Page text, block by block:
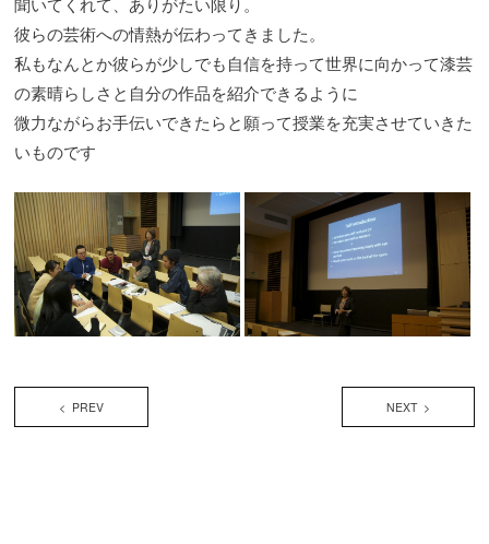
彼らの芸術への情熱が伝わってきました。
私もなんとか彼らが少しでも自信を持って世界に向かって漆芸
の素晴らしさと自分の作品を紹介できるように
微力ながらお手伝いできたらと願って授業を充実させていきた
いものです
< PREV NEXT >